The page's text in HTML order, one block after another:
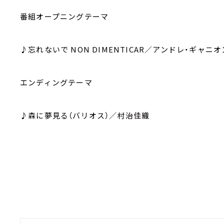
番組オープニングテーマ
♪忘れないで NON DIMENTICAR／アンドレ・ギャニオ
エンディングテーマ
♪森に夢見る（バリオス）／村治佳織